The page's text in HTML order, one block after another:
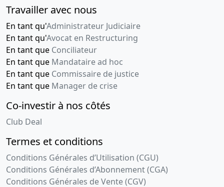
Travailler avec nous
En tant qu'Administrateur Judiciaire
En tant qu'Avocat en Restructuring
En tant que Conciliateur
En tant que Mandataire ad hoc
En tant que Commissaire de justice
En tant que Manager de crise
Co-investir à nos côtés
Club Deal
Termes et conditions
Conditions Générales d’Utilisation (CGU)
Conditions Générales d’Abonnement (CGA)
Conditions Générales de Vente (CGV)